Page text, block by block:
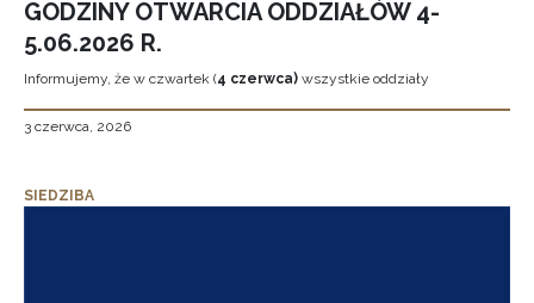
GODZINY OTWARCIA ODDZIAŁÓW 4-
5.06.2026 R.
Informujemy, że w czwartek (4 czerwca) wszystkie oddziały
3 czerwca, 2026
SIEDZIBA